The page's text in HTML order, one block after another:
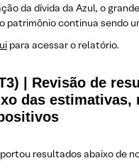
da dívida da Azul, o
patrimônio continua sendo
para acessar o relatório.
| Revisão de
das estimativas,
resultados abaixo de